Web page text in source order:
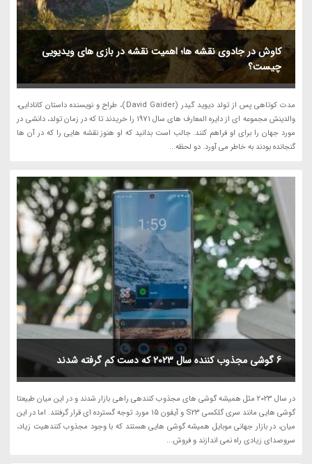
کاوش در جادوی نقشه ها؛ اهمیت نقشه در بازی های ویدیویی
چیست؟
مدت کوتاهی پس از تولد دیوید گیدر (David Gaider)، طراح و نویسنده داستان کانادایی،
والدینش مجموعه ای از دایره المعارف های سال 1971 را خریدند تا که در زمان تولد، دانشی در
مورد جهان را برای او فراهم کنند. جالب است بدانید که او هنوز نقشه هایی را که در آن ها
گنجانده بودند به خاطر می آورد. دو لحظه...
6 گوشی مجذوب کننده سال 2023 که دست کم گرفته شدند
در سال 2023 مثل همیشه گوشی های مجذوب کنندهی راهی بازار شدند و در این میان طبیعتا
گوشی هایی مانند سری گلکسی S23 و آیفون 15 مورد توجه گسترده ای قرار گرفتند. اما در این
میان، در بازار جهانی موبایل همیشه گوشی هایی هستند که با وجود مجذوب کنندهیت زیاد،
سروصدای زیادی راه نمی اندازند و فروش...